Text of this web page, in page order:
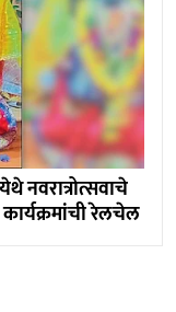
नवरात्रोत्सवाचे
रेलचेल